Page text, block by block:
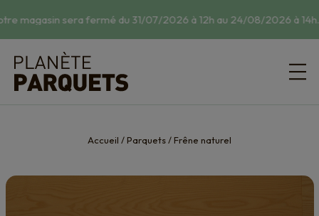
magasin sera fermé du 31/07/2026 à 12h au 24/08/2026 à 14h.
Accueil /Parquets/Frêne naturel